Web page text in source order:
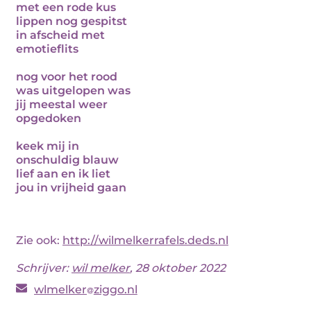
met een rode kus
lippen nog gespitst
in afscheid met
emotieflits
nog voor het rood
was uitgelopen was
jij meestal weer
opgedoken
keek mij in
onschuldig blauw
lief aan en ik liet
jou in vrijheid gaan
Zie ook: http://wilmelkerrafels.deds.nl
Schrijver: wil melker, 28 oktober 2022
wlmelker ziggo.nl